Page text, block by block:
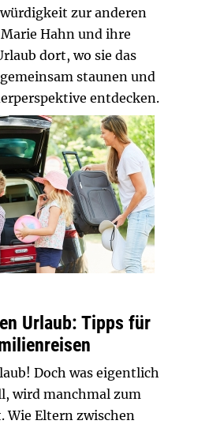
zur anderen
Hahn und ihre
dort, wo sie das
staunen und
entdecken.
Urlaub: Tipps für
Doch was eigentlich
wird manchmal zum
Wie Eltern zwischen